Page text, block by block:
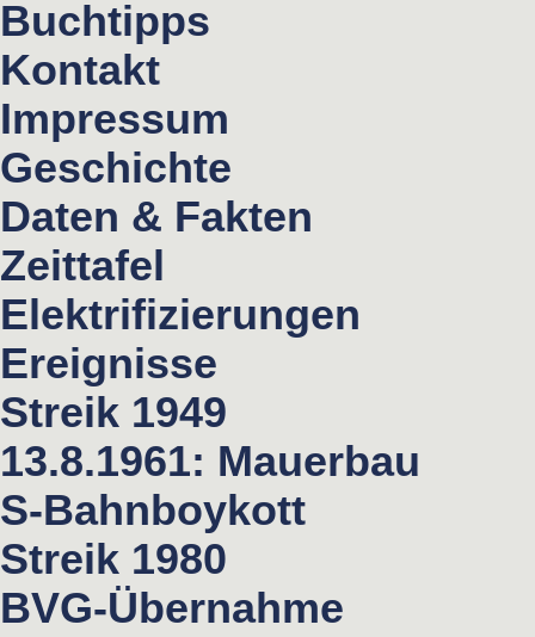
Buchtipps
Kontakt
Impressum
Geschichte
Daten & Fakten
Zeittafel
Elektrifizierungen
Ereignisse
Streik 1949
13.8.1961: Mauerbau
S-Bahnboykott
Streik 1980
BVG-Übernahme